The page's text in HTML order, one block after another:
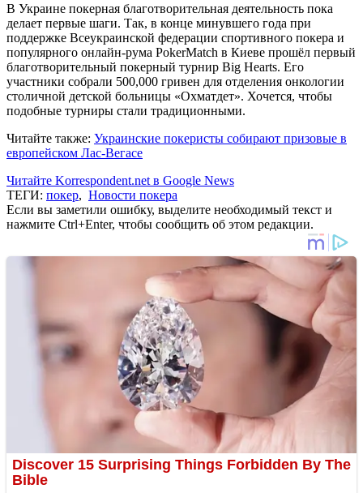
В Украине покерная благотворительная деятельность пока
делает первые шаги. Так, в конце минувшего года при
поддержке Всеукраинской федерации спортивного покера и
популярного онлайн-рума PokerMatch в Киеве прошёл первый
благотворительный покерный турнир Big Hearts. Его
участники собрали 500,000 гривен для отделения онкологии
столичной детской больницы «Охматдет». Хочется, чтобы
подобные турниры стали традиционными.
Читайте также: Украинские покеристы собирают призовые в
европейском Лас-Вегасе
Читайте Korrespondent.net в Google News
ТЕГИ: покер, Новости покера
Если вы заметили ошибку, выделите необходимый текст и
нажмите Ctrl+Enter, чтобы сообщить об этом редакции.